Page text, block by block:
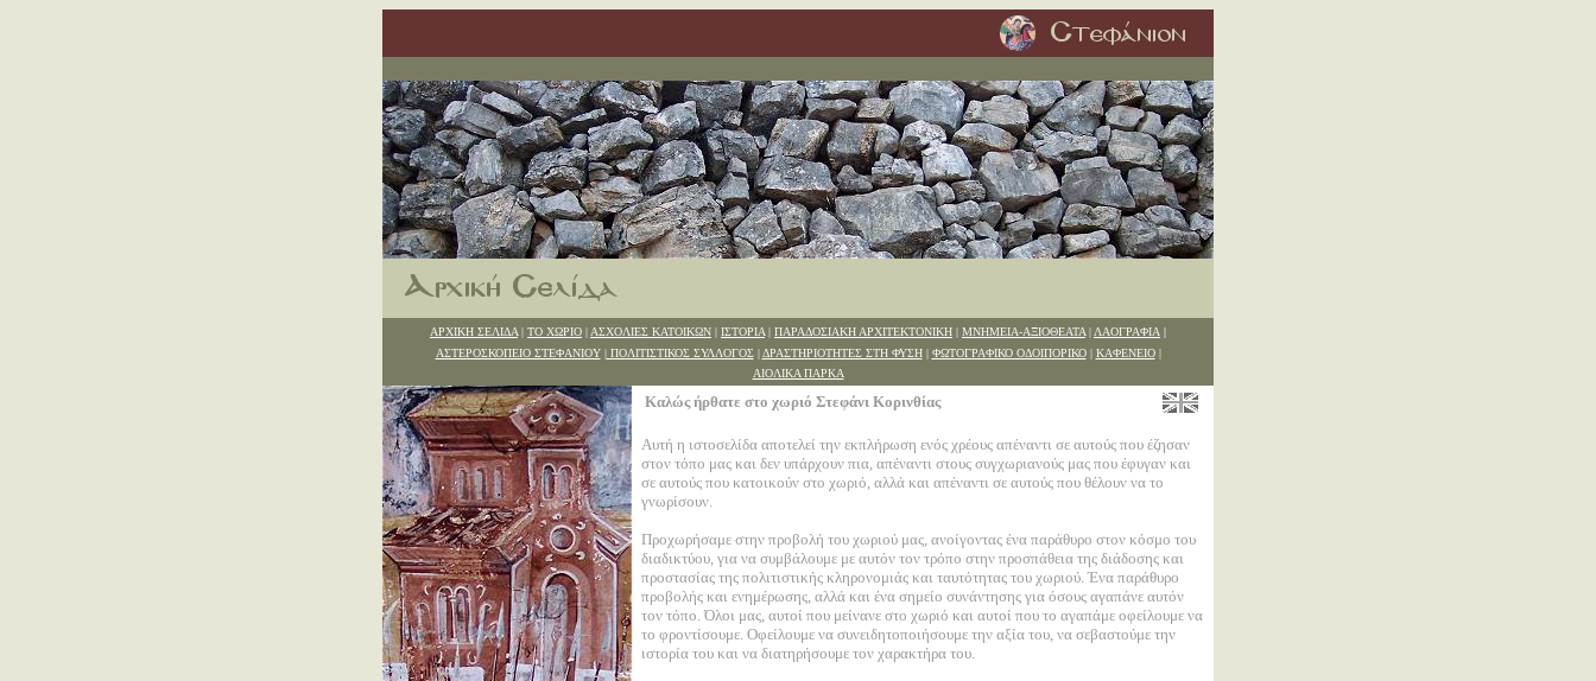
ΑΡΧΙΚΗ ΣΕΛΙΔΑ | ΤΟ ΧΩΡΙΟ | ΑΣΧΟΛΙΕΣ ΚΑΤΟΙΚΩΝ | ΙΣΤΟΡΙΑ | ΠΑΡΑΔΟΣΙΑΚΗ ΑΡΧΙΤΕΚΤΟΝΙΚΗ | ΜΝΗΜΕΙΑ-ΑΞΙΟΘΕΑΤΑ | ΛΑΟΓΡΑΦΙΑ |
ΑΣΤΕΡΟΣΚΟΠΕΙΟ ΣΤΕΦΑΝΙΟΥ |ΠΟΛΙΤΙΣΤΙΚΟΣ ΣΥΛΛΟΓΟΣ | ΔΡΑΣΤΗΡΙΟΤΗΤΕΣ ΣΤΗ ΦΥΣΗ| ΦΩΤΟΓΡΑΦΙΚΟ ΟΔΟΙΠΟΡΙΚΟ| ΚΑΦΕΝΕΙΟ |
ΑΙΟΛΙΚΑ ΠΑΡΚΑ
Καλώς ήρθατε στο χωριό Στεφάνι Κορινθίας
Αυτή η ιστοσελίδα αποτελεί την εκπλήρωση ενός χρέους απέναντι σε αυτούς που έζησαν
στον τόπο μας και δεν υπάρχουν πια, απέναντι στους συγχωριανούς μας που έφυγαν και
σε αυτούς που κατοικούν στο χωριό, αλλά και απέναντι σε αυτούς που θέλουν να το
γνωρίσουν.
Προχωρήσαμε στην προβολή του χωριού μας, ανοίγοντας ένα παράθυρο στον κόσμο του
διαδικτύου, για να συμβάλουμε με αυτόν τον τρόπο στην προσπάθεια της διάδοσης και
προστασίας της πολιτιστικής κληρονομιάς και ταυτότητας του χωριού. Ένα παράθυρο
προβολής και ενημέρωσης, αλλά και ένα σημείο συνάντησης για όσους αγαπάνε αυτόν
τον τόπο. Όλοι μας, αυτοί που μείνανε στο χωριό και αυτοί που το αγαπάμε οφείλουμε να
το φροντίσουμε. Οφείλουμε να συνειδητοποιήσουμε την αξία του, να σεβαστούμε την
ιστορία του και να διατηρήσουμε τον χαρακτήρα του.